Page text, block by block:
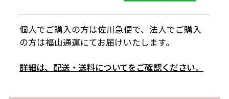
個人でご購入の方は佐川急便で、法人でご購入
の方は福山通運にてお届けいたします。
詳細は、配送・送料についてをご確認ください。